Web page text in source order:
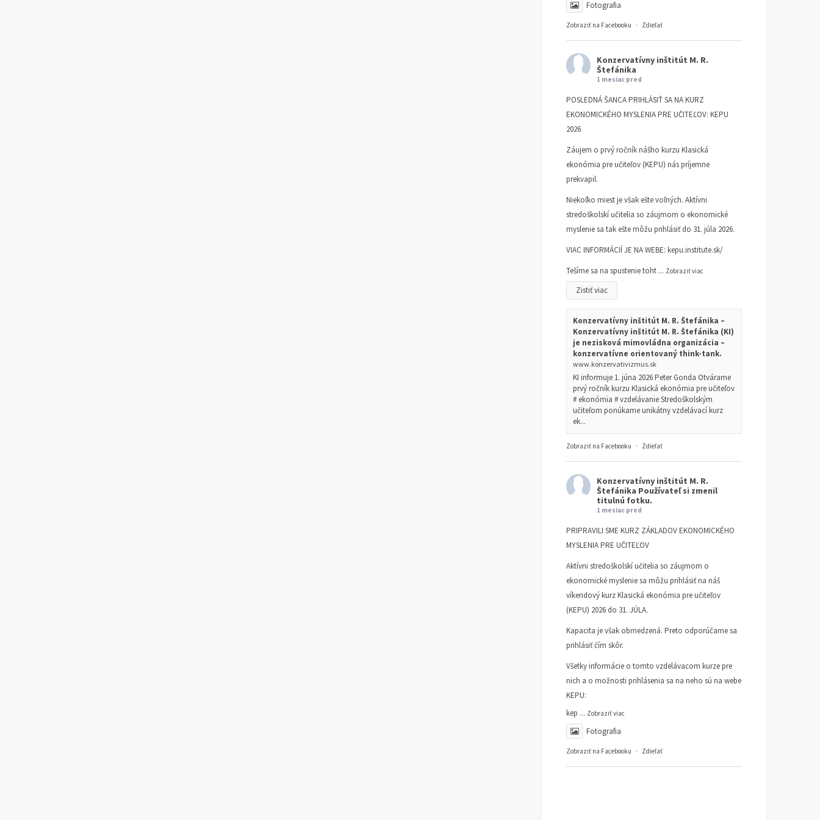
Fotografia
Zobraziť na Facebooku · Zdieľať
Konzervatívny inštitút M. R.
Štefánika
1 mesiac pred
POSLEDNÁ ŠANCA PRIHLÁSIŤ SA NA KURZ
EKONOMICKÉHO MYSLENIA PRE UČITEĽOV: KEPU
2026
Záujem o prvý ročník nášho kurzu Klasická
ekonómia pre učiteľov (KEPU) nás príjemne
prekvapil.
Niekoľko miest je však ešte voľných. Aktívni
stredoškolskí učitelia so záujmom o ekonomické
myslenie sa tak ešte môžu prihlásiť do 31. júla 2026.
VIAC INFORMÁCIÍ JE NA WEBE: kepu.institute.sk/
Tešíme sa na spustenie toht ... Zobraziť viac
Zistiť viac
Konzervatívny inštitút M. R. Štefánika –
Konzervatívny inštitút M. R. Štefánika (KI)
je nezisková mimovládna organizácia –
konzervatívne orientovaný think-tank.
www.konzervativizmus.sk
KI informuje 1. júna 2026 Peter Gonda Otvárame
prvý ročník kurzu Klasická ekonómia pre učiteľov
# ekonómia # vzdelávanie Stredoškolským
učiteľom ponúkame unikátny vzdelávací kurz
ek...
Zobraziť na Facebooku · Zdieľať
Konzervatívny inštitút M. R.
Štefánika Používateľ si zmenil
titulnú fotku.
1 mesiac pred
PRIPRAVILI SME KURZ ZÁKLADOV EKONOMICKÉHO
MYSLENIA PRE UČITEĽOV
Aktívni stredoškolskí učitelia so záujmom o
ekonomické myslenie sa môžu prihlásiť na náš
víkendový kurz Klasická ekonómia pre učiteľov
(KEPU) 2026 do 31. JÚLA.
Kapacita je však obmedzená. Preto odporúčame sa
prihlásiť čím skôr.
Všetky informácie o tomto vzdelávacom kurze pre
nich a o možnosti prihlásenia sa na neho sú na webe
KEPU:
kep ... Zobraziť viac
Fotografia
Zobraziť na Facebooku · Zdieľať